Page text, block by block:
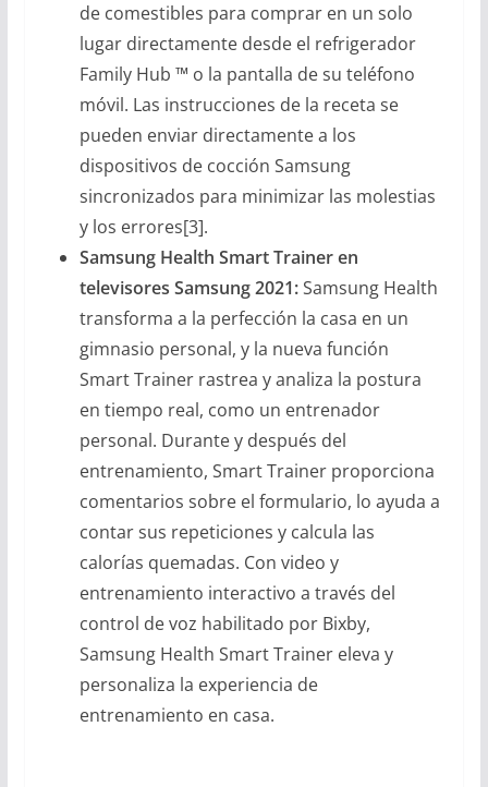
de comestibles para comprar en un solo
lugar directamente desde el refrigerador
Family Hub ™ o la pantalla de su teléfono
móvil. Las instrucciones de la receta se
pueden enviar directamente a los
dispositivos de cocción Samsung
sincronizados para minimizar las molestias
y los errores[3].
Samsung Health Smart Trainer en
televisores Samsung 2021:Samsung Health
transforma a la perfección la casa en un
gimnasio personal, y la nueva función
Smart Trainer rastrea y analiza la postura
en tiempo real, como un entrenador
personal. Durante y después del
entrenamiento, Smart Trainer proporciona
comentarios sobre el formulario, lo ayuda a
contar sus repeticiones y calcula las
calorías quemadas. Con video y
entrenamiento interactivo a través del
control de voz habilitado por Bixby,
Samsung Health Smart Trainer eleva y
personaliza la experiencia de
entrenamiento en casa.